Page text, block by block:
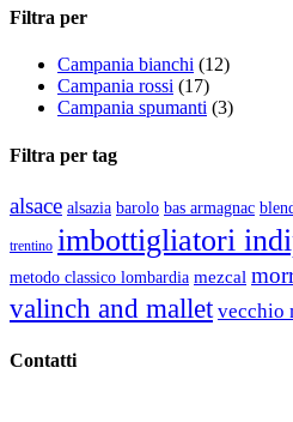
Filtra per
Campania bianchi (12)
Campania rossi (17)
Campania spumanti (3)
Filtra per tag
alsace alsazia barolo bas armagnac
trentino imbottigliatori
metodo classico lombardia mezcal
valinch and mallet vecchio
Contatti